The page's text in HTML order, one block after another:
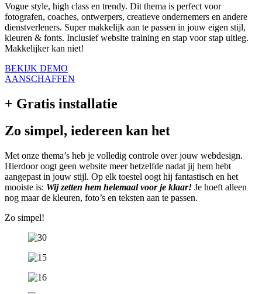
Vogue style, high class en trendy. Dit thema is perfect voor
fotografen, coaches, ontwerpers, creatieve ondernemers en andere
dienstverleners. Super makkelijk aan te passen in jouw eigen stijl,
kleuren & fonts. Inclusief website training en stap voor stap uitleg.
Makkelijker kan niet!
BEKIJK DEMO
AANSCHAFFEN
+ Gratis installatie
Zo simpel, iedereen kan het​
Met onze thema’s heb je volledig controle over jouw webdesign.
Hierdoor oogt geen website meer hetzelfde nadat jij hem hebt
aangepast in jouw stijl. Op elk toestel oogt hij fantastisch en het
mooiste is: Wij zetten hem helemaal voor je klaar! Je hoeft alleen
nog maar de kleuren, foto’s en teksten aan te passen.
Zo simpel!